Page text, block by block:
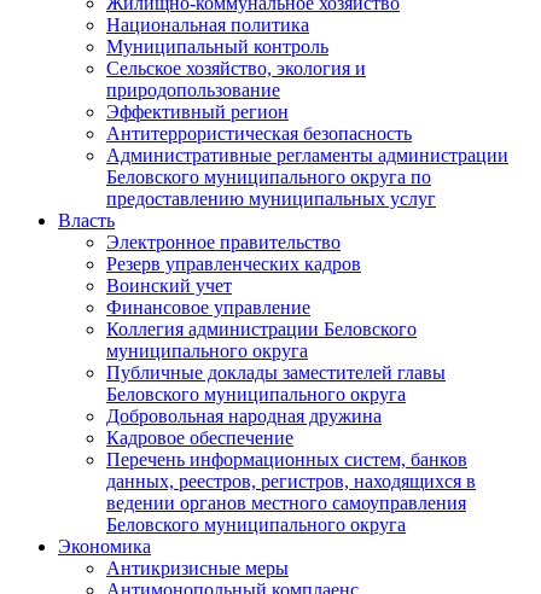
Национальная политика
Муниципальный контроль
Сельское хозяйство, экология и
природопользование
Эффективный регион
Антитеррористическая безопасность
Административные регламенты администрации
Беловского муниципального округа по
предоставлению муниципальных услуг
Власть
Электронное правительство
Резерв управленческих кадров
Воинский учет
Финансовое управление
Коллегия администрации Беловского
муниципального округа
Публичные доклады заместителей главы
Беловского муниципального округа
Добровольная народная дружина
Кадровое обеспечение
Перечень информационных систем, банков
данных, реестров, регистров, находящихся в
ведении органов местного самоуправления
Беловского муниципального округа
Экономика
Антикризисные меры
Антимонопольный комплаенс